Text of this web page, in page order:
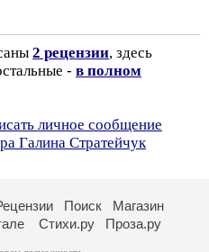
2 рецензии, здесь
- в полном
личное сообщение
Галина Стратейчук
Поиск
Магазин
Стихи.ру Проза.ру